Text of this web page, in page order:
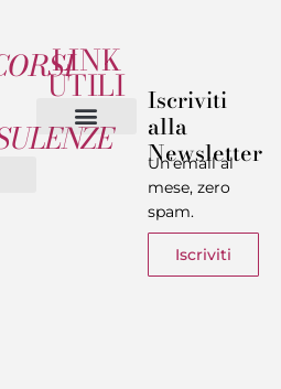
LINK
UTILI Iscriviti
alla
Newsletter
Un’email al
mese, zero
spam.
Iscriviti